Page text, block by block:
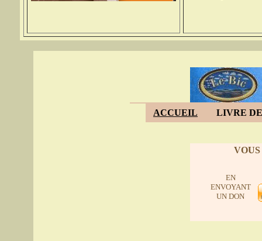
ACCUEIL LIVRE
EN
ENVOYANT
UN DON